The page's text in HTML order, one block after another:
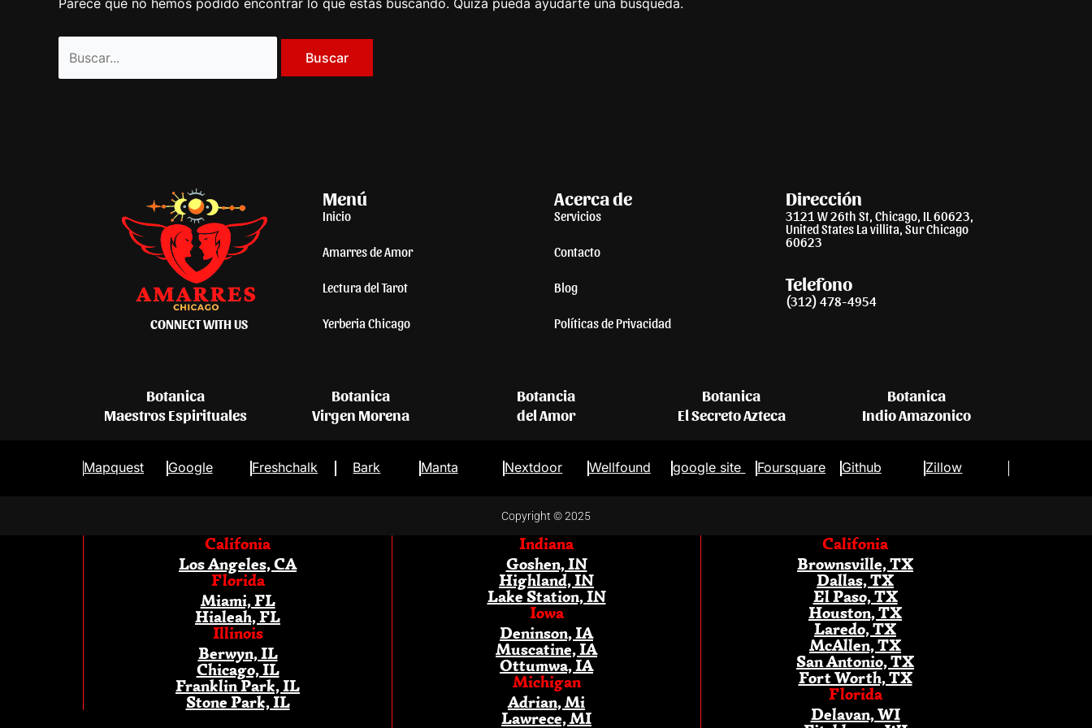
Parece que no hemos podido encontrar lo que estás buscando. Quizá pueda ayudarte una búsqueda.
CONNECT WITH US
Menú
Inicio
Amarres de Amor
Lectura del Tarot
Yerberia Chicago
Acerca de
Servicios
Contacto
Blog
Políticas de Privacidad
Dirección
3121 W 26th St, Chicago, IL 60623,
United States La villita, Sur Chicago
60623
Telefono
(312) 478-4954
Botanica
Maestros Espirituales
Botanica
Virgen Morena
Botancia
del Amor
Botanica
El Secreto Azteca
Botanica
Indio Amazonico
Mapquest Google Freshchalk Bark Manta Nextdoor Wellfound google site Foursquare Github Zillow
Copyright © 2025
Califonia
Los Angeles, CA
Florida
Miami, FL
Hialeah, FL
Illinois
Berwyn, IL
Chicago, IL
Franklin Park, IL
Stone Park, IL
Indiana
Goshen, IN
Highland, IN
Lake Station, IN
Iowa
Deninson, IA
Muscatine, IA
Ottumwa, IA
Michigan
Adrian, Mi
Lawrece, MI
Califonia
Brownsville, TX
Dallas, TX
El Paso, TX
Houston, TX
Laredo, TX
McAllen, TX
San Antonio, TX
Fort Worth, TX
Florida
Delavan, WI